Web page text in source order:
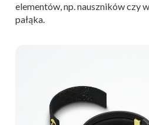
elementów, np. nauszników czy
pałąka.